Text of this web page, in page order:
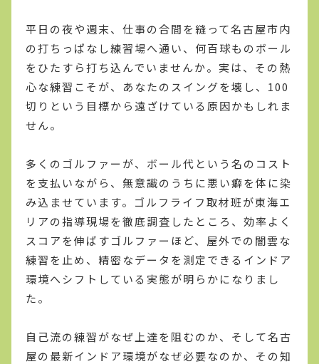
平日の夜や週末、仕事の合間を縫って名古屋市内
の打ちっぱなし練習場へ通い、何百球ものボール
をひたすら打ち込んでいませんか。実は、その熱
心な練習こそが、あなたのスイングを壊し、100
切りという目標から遠ざけている原因かもしれま
せん。
多くのゴルファーが、ボール代という名のコスト
を支払いながら、無意識のうちに悪い癖を体に染
み込ませています。ゴルフライフ取材班が東海エ
リアの指導現場を徹底調査したところ、効率よく
スコアを伸ばすゴルファーほど、屋外での闇雲な
練習を止め、精密なデータを測定できるインドア
環境へシフトしている実態が明らかになりまし
た。
自己流の練習がなぜ上達を阻むのか、そして名古
屋の最新インドア環境がなぜ必要なのか、その知